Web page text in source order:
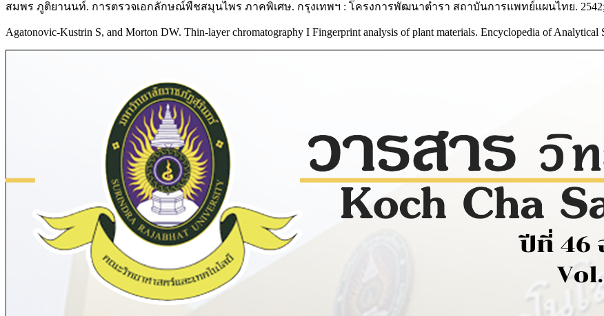
สมพร ภูติยานนท์. การตรวจเอกลักษณ์พืชสมุนไพร ภาคพิเศษ. กรุงเทพฯ : โครงการพัฒนาตำรา สถาบันการแพทย์แผนไทย. 2542;
Agatonovic-Kustrin S, and Morton DW. Thin-layer chromatography I Fingerprint analysis of plant materials. Encyclopedia of Analytical